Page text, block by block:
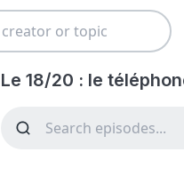
Le 18/20 : le